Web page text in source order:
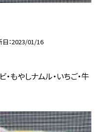
日 2023/01/16
もやしナムル・いちご・牛